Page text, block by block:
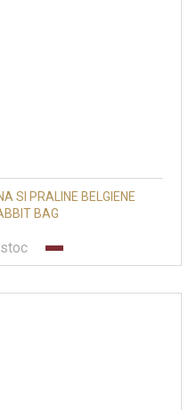
SI PRALINE BELGIENE
BAG
stoc